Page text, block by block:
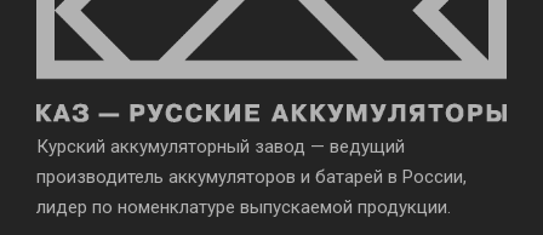
Курский аккумуляторный завод — ведущий
производитель аккумуляторов и батарей в России,
лидер по номенклатуре выпускаемой продукции.